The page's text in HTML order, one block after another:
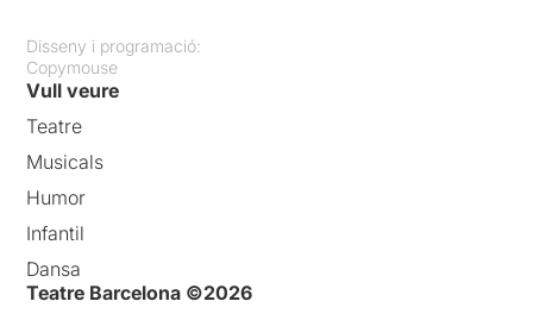
Disseny i programació:
Copymouse
Vull veure
Teatre
Musicals
Humor
Infantil
Dansa
Teatre Barcelona ©2026